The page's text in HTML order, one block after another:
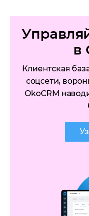
в
Клиентская
соцсети,
OkoCRM